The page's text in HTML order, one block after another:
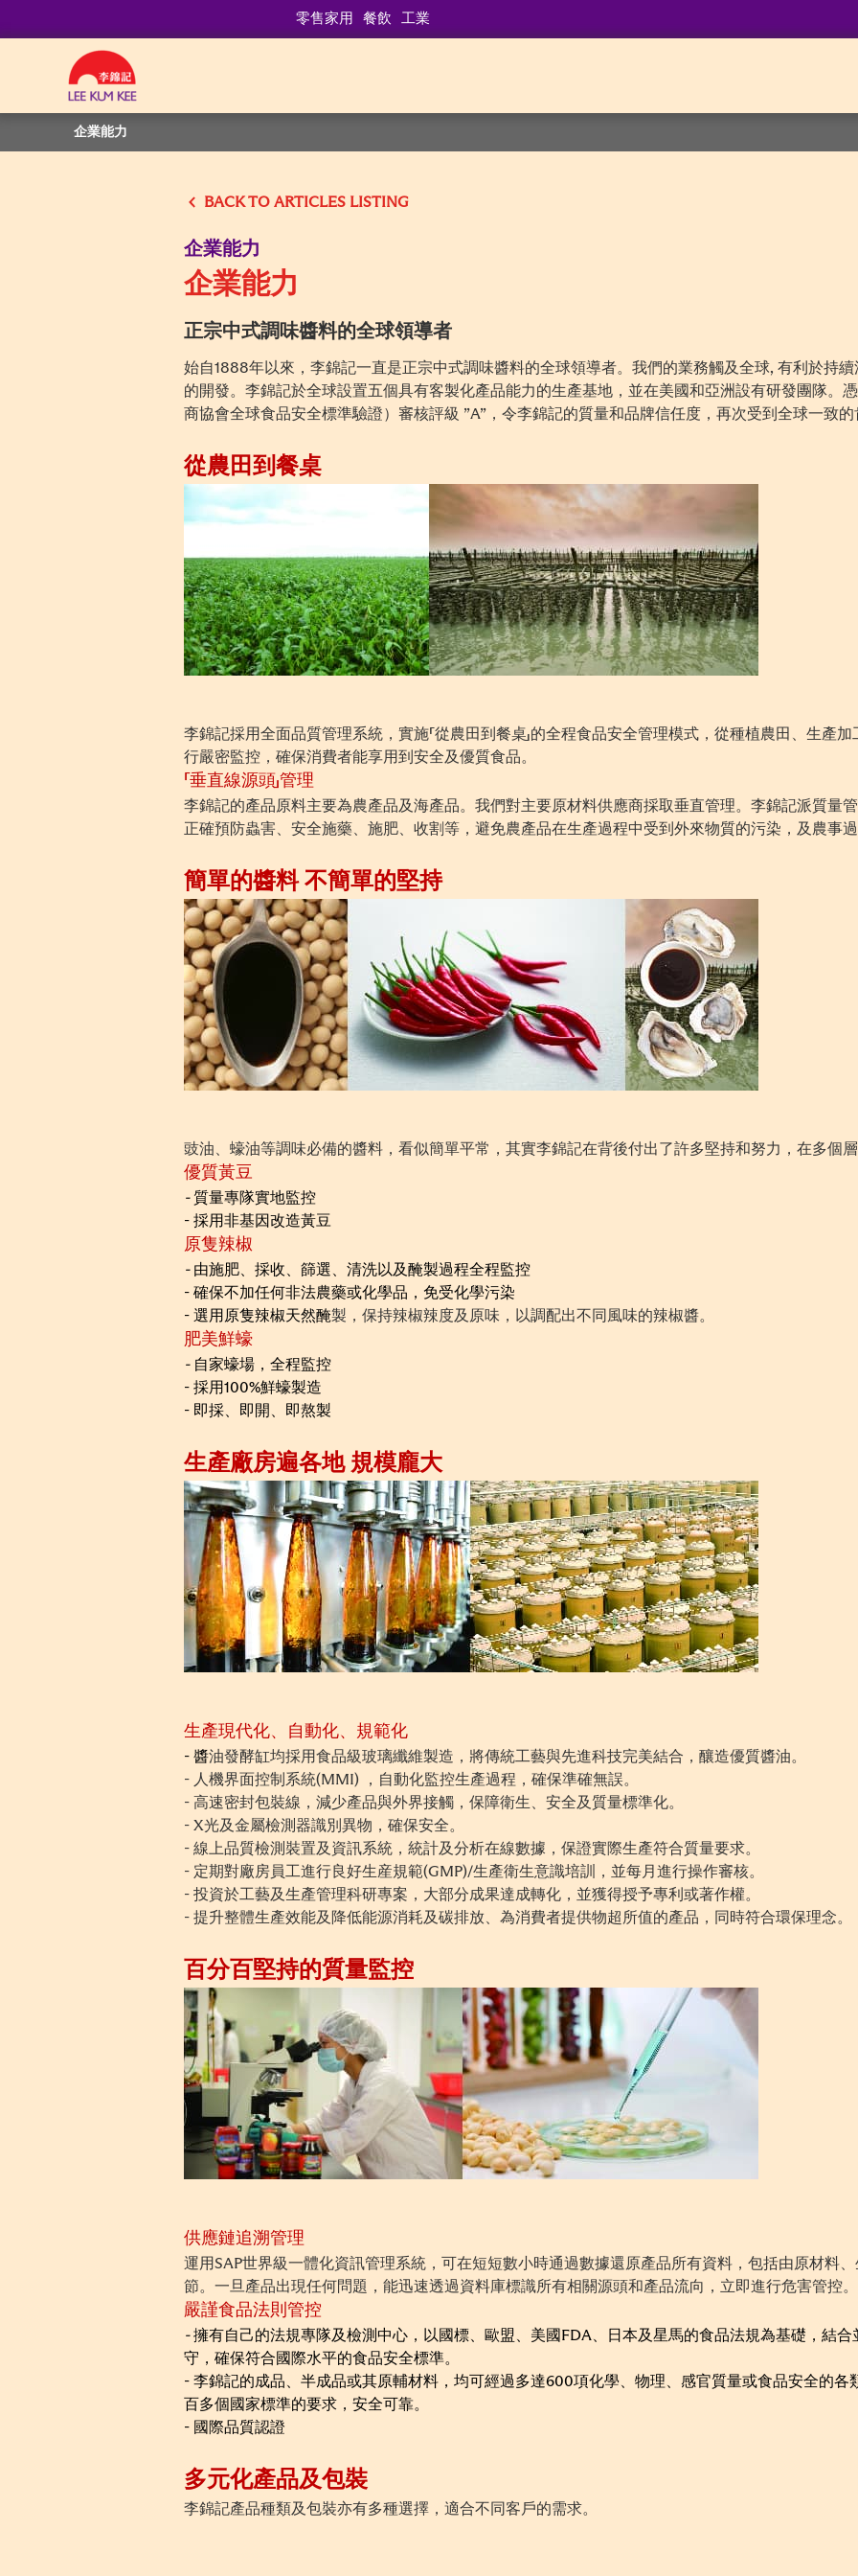
零售家用 餐飲 工業
企業能力
BACK
企業能力
企業能力
正宗中式調味醬料的全球領導者
始自1888年以來，李錦記一直是正宗中式調味醬料的全球領導者。我們的業務觸及全球, 有利於持
的開發。李錦記於全球設置五個具有客製化產品能力的生產基地，並在美國和亞洲設有研發團隊。憑
商協會全球食品安全標準驗證）審核評級 ”A”，令李錦記的質量和品牌信任度，再次受到全球一致的
從農田到餐桌
李錦記採用全面品質管理系統，實施「從農田到餐桌」的全程食品安全管理模式，從種植農田、生產
行嚴密監控，確保消費者能享用到安全及優質食品。
「垂直線源頭」管理
李錦記的產品原料主要為農產品及海產品。我們對主要原材料供應商採取垂直管理。李錦記派質量
正確預防蟲害、安全施藥、施肥、收割等，避免農產品在生產過程中受到外來物質的污染，及農事
簡單的醬料 不簡單的堅持
豉油、蠔油等調味必備的醬料，看似簡單平常，其實李錦記在背後付出了許多堅持和努力，在多個層
優質黃豆
- 質量專隊實地監控
- 採用非基因改造黃豆
原隻辣椒
- 由施肥、採收、篩選、清洗以及醃製過程全程監控
- 確保不加任何非法農藥或化學品，免受化學污染
- 選用原隻辣椒天然醃製，保持辣椒辣度及原味，以調配出不同風味的辣椒醬。
肥美鮮蠔
- 自家蠔場，全程監控
- 採用100%鮮蠔製造
- 即採、即開、即熬製
生產廠房遍各地 規模龐大
生產現代化、自動化、規範化
- 醬油發酵缸均採用食品級玻璃纖維製造，將傳統工藝與先進科技完美結合，釀造優質醬油。
- 人機界面控制系統(MMI) ，自動化監控生產過程，確保準確無誤。
- 高速密封包裝線，減少產品與外界接觸，保障衛生、安全及質量標準化。
- X光及金屬檢測器識別異物，確保安全。
- 線上品質檢測裝置及資訊系統，統計及分析在線數據，保證實際生產符合質量要求。
- 定期對廠房員工進行良好生産規範(GMP)/生產衛生意識培訓，並每月進行操作審核。
- 投資於工藝及生產管理科研專案，大部分成果達成轉化，並獲得授予專利或著作權。
- 提升整體生產效能及降低能源消耗及碳排放、為消費者提供物超所值的產品，同時符合環保理念。
百分百堅持的質量監控
供應鏈追溯管理
運用SAP世界級一體化資訊管理系統，可在短短數小時通過數據還原產品所有資料，包括由原材料
節。一旦產品出現任何問題，能迅速透過資料庫標識所有相關源頭和產品流向，立即進行危害管控。
嚴謹食品法則管控
-擁有自己的法規專隊及檢測中心，以國標、歐盟、美國FDA、日本及星馬的食品法規為基礎，結
守，確保符合國際水平的食品安全標準。
- 李錦記的成品、半成品或其原輔材料，均可經過多達600項化學、物理、感官質量或食品安全的各
百多個國家標準的要求，安全可靠。
- 國際品質認證
多元化產品及包裝
李錦記產品種類及包裝亦有多種選擇，適合不同客戶的需求。